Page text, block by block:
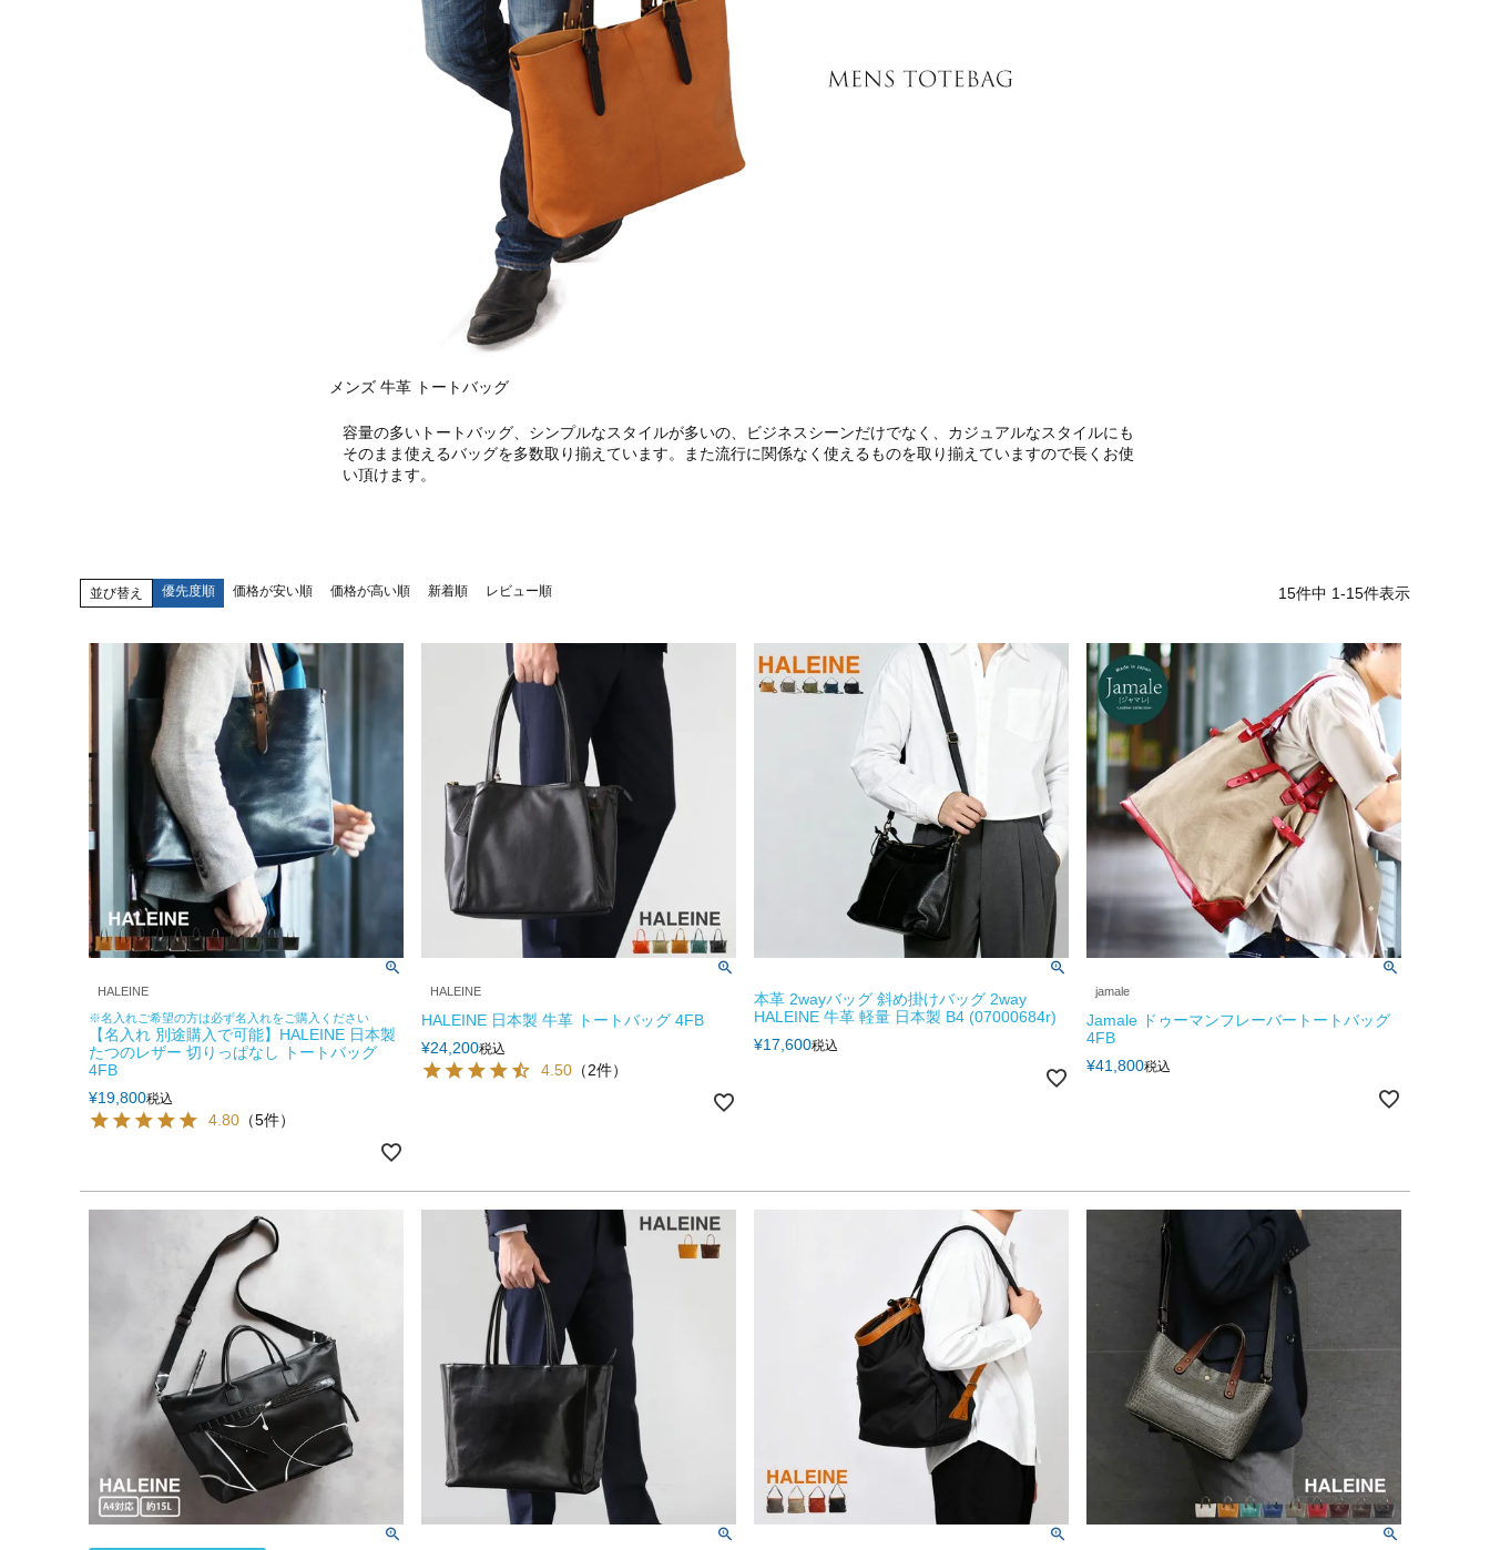
メンズ 牛革 トートバッグ
容量の多いトートバッグ、シンプルなスタイルが多いの、ビジネスシーンだけでなく、カジュアルなスタイルにも
そのまま使えるバッグを多数取り揃えています。また流行に関係なく使えるものを取り揃えていますので長くお使
い頂けます。
並び替え 優先度順 価格が安い順 価格が高い順 新着順 レビュー順 15件中 1-15件表示
HALEINE
※名入れご希望の方は必ず名入れをご購入ください
【名入れ 別途購入で可能】HALEINE 日本製
たつのレザー 切りっぱなし トートバッグ
4FB
¥19,800税込
4.80 （5件）
HALEINE
HALEINE 日本製 牛革 トートバッグ 4FB
¥24,200税込
4.50 （2件）
本革 2wayバッグ 斜め掛けバッグ 2way
HALEINE 牛革 軽量 日本製 B4 (07000684r)
¥17,600税込
jamale
Jamale ドゥーマンフレーバートートバッグ
4FB
¥41,800税込